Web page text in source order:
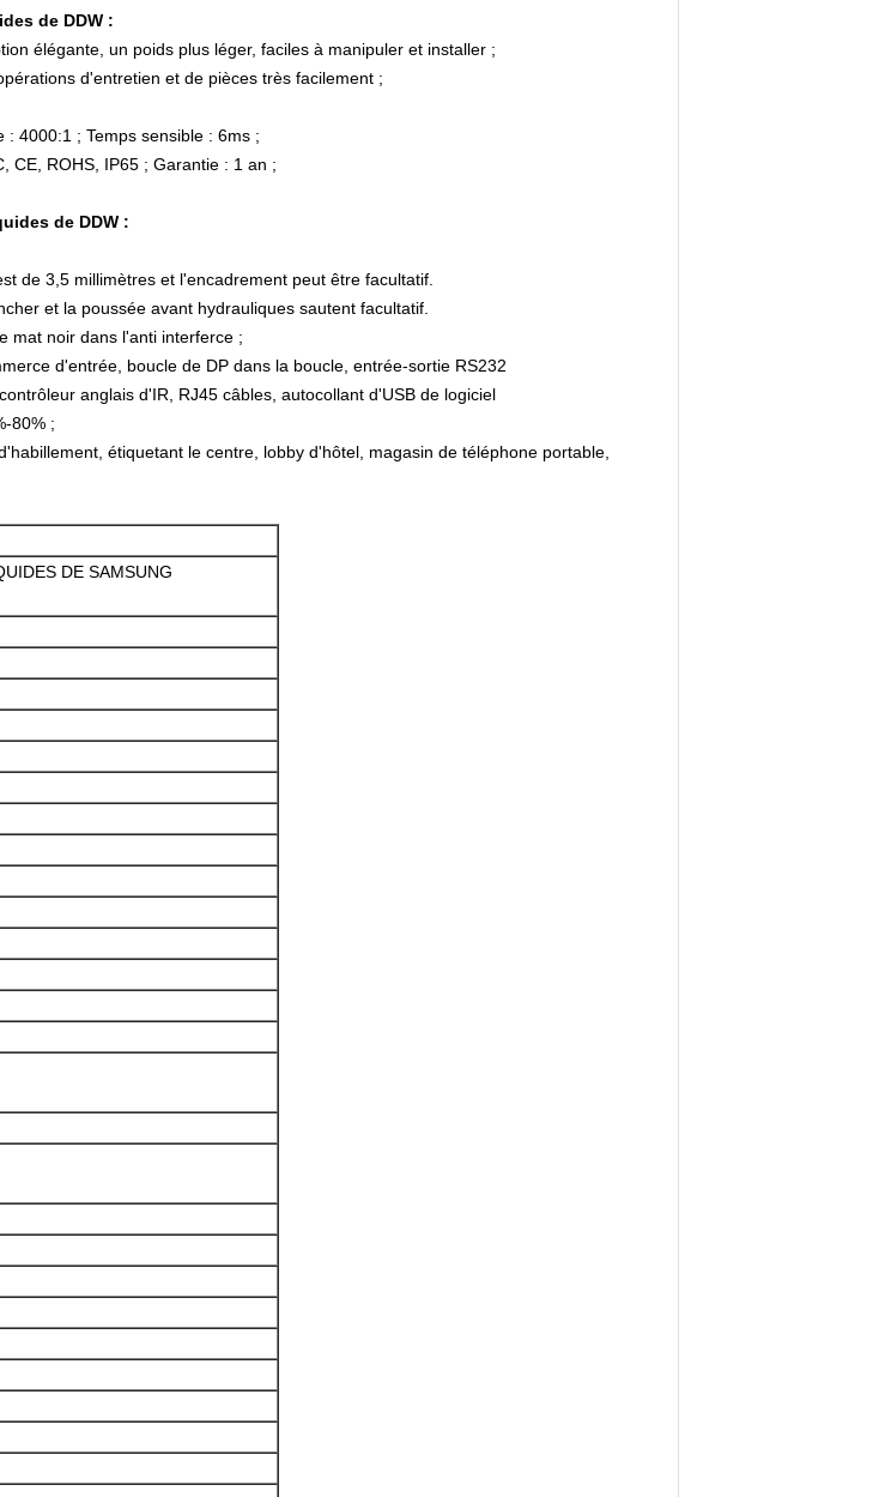
un message
rappellerons bientôt!
de DDW :
élégante, un poids plus léger, faciles à manipuler et installer ;
d'entretien et de pièces très facilement ;
4000:1 ; Temps sensible : 6ms ;
CE, ROHS, IP65 ; Garantie : 1 an ;
de DDW :
de 3,5 millimètres et l'encadrement peut être facultatif.
et la poussée avant hydrauliques sautent facultatif.
mat noir dans l'anti interferce ;
d'entrée, boucle de DP dans la boucle, entrée-sortie RS232
anglais d'IR, RJ45 câbles, autocollant d'USB de logiciel
80% ;
étiquetant le centre, lobby d'hôtel, magasin de téléphone portable,
DE SAMSUNG